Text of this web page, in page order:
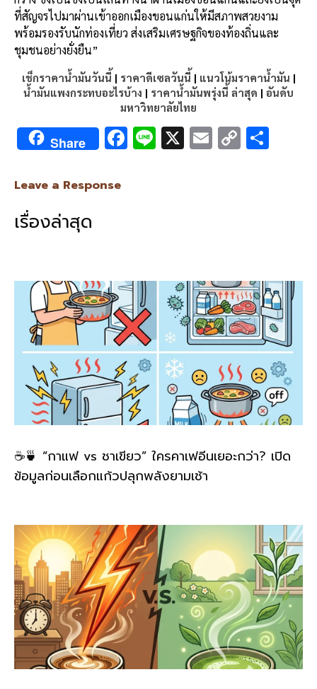
ที่สัญจรไปมาผ่านเข้าออกเมืองขอนแก่นให้มีสภาพสวยงาม
พร้อมรองรับนักท่องเที่ยว ส่งเสริมเศรษฐกิจของท้องถิ่นและ
ชุมชนอย่างยั่งยืน”
เช็กราคาน้ำมันวันนี้ | ราคาดีเซลวันนี้ | แนวโน้มราคาน้ำมัน |
น้ำมันแพงกระทบอะไรบ้าง | ราคาน้ำมันพรุ่งนี้ ล่าสุด | อันดับ
มหาวิทยาลัยไทย
Share F
k
Li X E C
Leave a Response
เรื่องล่าสุด
☕🍵 “กาแฟ vs ชาเขียว” ใครคาเฟอีนเยอะกว่า? เปิด
ข้อมูลก่อนเลือกแก้วปลุกพลังยามเช้า